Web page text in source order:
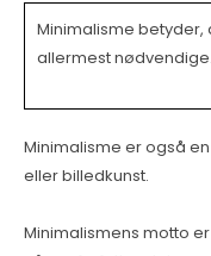
Minimalisme betyder,
allermest nødvendige.
Minimalisme er også
eller billedkunst.
Minimalismens motto